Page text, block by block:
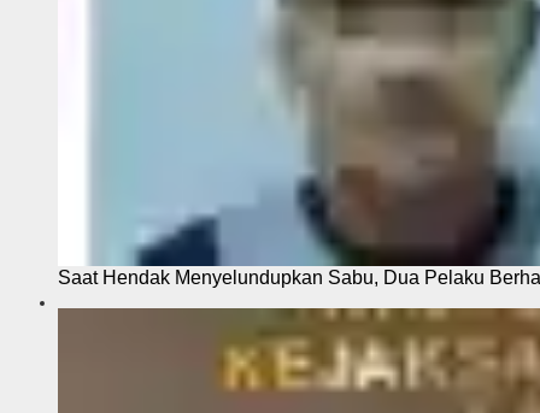
Saat Hendak Menyelundupkan Sabu, Dua Pelaku